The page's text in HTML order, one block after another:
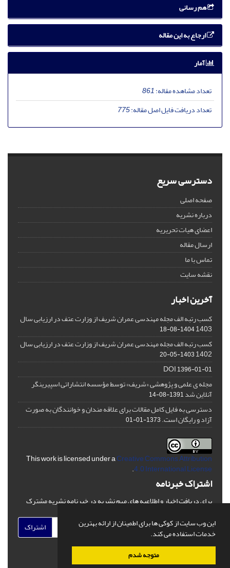
این وب سایت از کوکی ها برای اطمینان از ارائه بهترین
خدمات استفاده می کند.
متوجه شدم
هم رسانی
ارجاع به این مقاله
آمار
تعداد مشاهده مقاله:861
تعداد دریافت فایل اصل مقاله:775
دسترسی سریع
صفحه اصلی
درباره نشریه
اعضای هیات تحریریه
ارسال مقاله
تماس با ما
نقشه سایت
آخرین اخبار
کسب رتبه الف مجله مهندسی عمران شریف از وزارت عتف در ارزیابی سال
1403
1404-08-18
کسب رتبه الف مجله مهندسی عمران شریف از وزارت عتف در ارزیابی سال
1402
1403-05-20
DOI1396-01-01
مجله ی علمی و پژوهشی «شریف» توسط مؤسسه انتشاراتی اسپیرینگر
آنلاین شد1391-08-14
دسترسی به فایل کامل مقالات برای علاقه مندان و خوانندگان به صورت
آزاد و رایگان است.1373-01-01
This work is licensed under aCreative Commons Attribution
4.0 International License
.
اشتراک خبرنامه
برای دریافت اخبار و اطلاعیه های مهم نشریه در خبرنامه نشریه مشترک
اشتراک